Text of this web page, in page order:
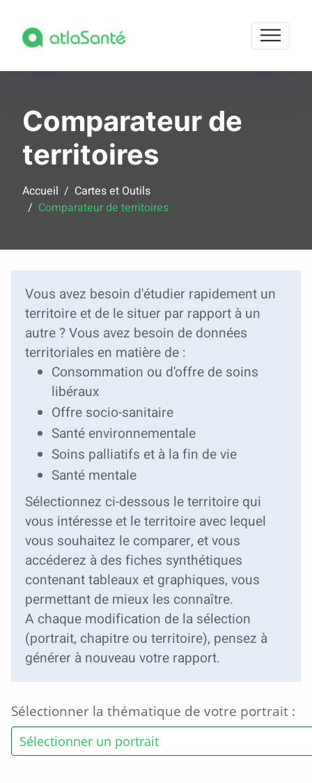
Comparateur de
territoires
Accueil
Cartes et Outils
Comparateur de territoires
Vous avez besoin d'étudier rapidement un
territoire et de le situer par rapport à un
autre ? Vous avez besoin de données
territoriales en matière de :
Consommation ou d'offre de soins
libéraux
Offre socio-sanitaire
Santé environnementale
Soins palliatifs et à la fin de vie
Santé mentale
Sélectionnez ci-dessous le territoire qui
vous intéresse et le territoire avec lequel
vous souhaitez le comparer, et vous
accéderez à des fiches synthétiques
contenant tableaux et graphiques, vous
permettant de mieux les connaître.
A chaque modification de la sélection
(portrait, chapitre ou territoire), pensez à
générer à nouveau votre rapport.
Sélectionner la thématique de votre portrait :